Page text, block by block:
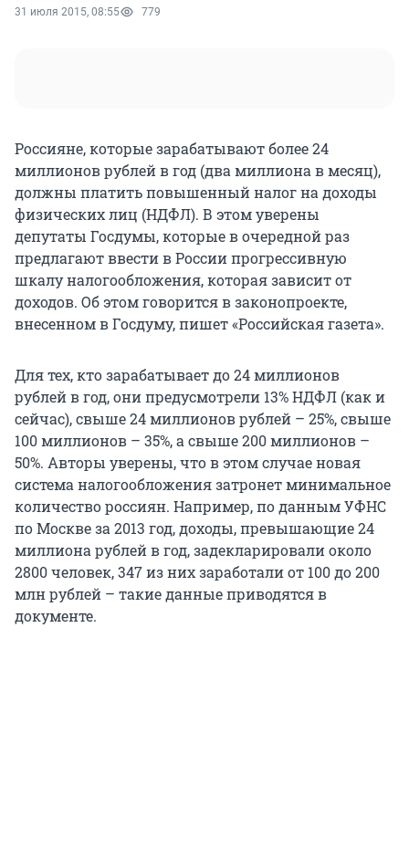
31 июля 2015, 08:55 779
Россияне, которые зарабатывают более 24
миллионов рублей в год (два миллиона в месяц),
должны платить повышенный налог на доходы
физических лиц (НДФЛ). В этом уверены
депутаты Госдумы, которые в очередной раз
предлагают ввести в России прогрессивную
шкалу налогообложения, которая зависит от
доходов. Об этом говорится в законопроекте,
внесенном в Госдуму, пишет «Российская газета».
Для тех, кто зарабатывает до 24 миллионов
рублей в год, они предусмотрели 13% НДФЛ (как и
сейчас), свыше 24 миллионов рублей – 25%, свыше
100 миллионов – 35%, а свыше 200 миллионов –
50%. Авторы уверены, что в этом случае новая
система налогообложения затронет минимальное
количество россиян. Например, по данным УФНС
по Москве за 2013 год, доходы, превышающие 24
миллиона рублей в год, задекларировали около
2800 человек, 347 из них заработали от 100 до 200
млн рублей – такие данные приводятся в
документе.